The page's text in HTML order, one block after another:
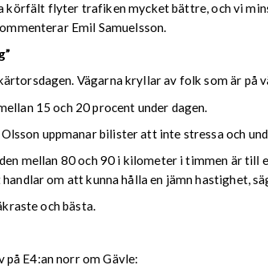
körfält flyter trafiken mycket bättre, och vi
Emil Samuelsson.
Vägarna kryllar av folk som är på
15 och 20 procent under dagen.
uppmanar bilister att inte stressa och
mellan 80 och 90 i kilometer i timmen är
om att kunna hålla en jämn hastighet,
och bästa.
E4:an norr om Gävle: